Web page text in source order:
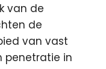
van de
de
van vast
penetratie in